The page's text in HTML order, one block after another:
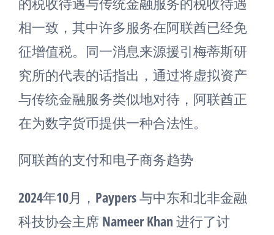
相一致，其中许多服务在阿联酋已经免
征增值税。同一消息来源援引梅蒂斯研
究所的代表的话指出，通过将虚拟资产
与传统金融服务类似地对待，阿联酋正
在为数字货币提供一种合法性。
阿联酋的支付和电子商务趋势
2024年10月，Paypers 与中东和北非金融
科技协会主席 Nameer Khan 进行了讨